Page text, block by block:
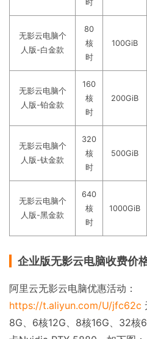
时
无影云电脑个
人版-白金款
80
核
时
100GiB
无影云电脑个
人版-铂金款
160
核
时
200GiB
无影云电脑个
人版-钛金款
320
核
时
500GiB
无影云电脑个
人版-黑金款
640
核
时
1000GiB
企业版无影云电脑收费价
阿里云无影云电脑优惠活动：
https://t.aliyun.com/U/jfc62c
8G、6核12G、8核16G、32核